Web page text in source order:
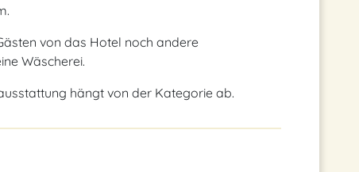
von das Hotel noch andere
Wäscherei.
hängt von der Kategorie ab.